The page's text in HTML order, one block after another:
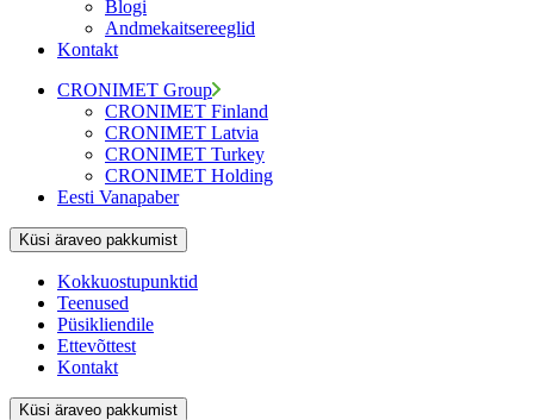
Blogi
Andmekaitsereeglid
Kontakt
CRONIMET Group
CRONIMET Finland
CRONIMET Latvia
CRONIMET Turkey
CRONIMET Holding
Eesti Vanapaber
Küsi äraveo pakkumist
Kokkuostupunktid
Teenused
Püsikliendile
Ettevõttest
Kontakt
Küsi äraveo pakkumist